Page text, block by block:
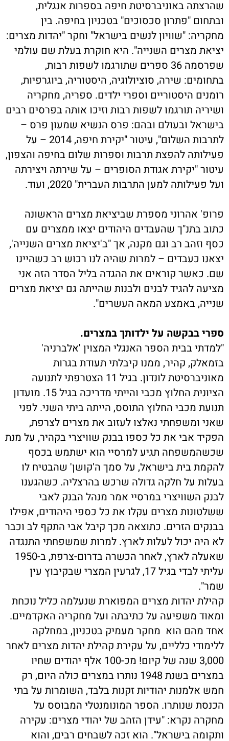
שהרצתה באוניברסיטת חיפה בספרות אנגלית,
ובתחום "פתרון סכסוכים" בטכניון בחיפה. בין
מחקריה: "שוויון לנשים בישראל" וחקר "יהדות מצרים:
יציאת מצרים השנייה". היא חוקרת בעלת שם עולמי
שפרסמה 36 ספרים שתורגמו לשפות רבות,
בתחומים: שירה, סוציולוגיה, היסטוריה, ביוגרפיות,
רומנים היסטוריים וספרי ילדים. ספריה, מחקריה
ושיריה תורגמו לשפות רבות וזיכו אותה בפרסים רבים
בישראל ובעולם ובהם: פרס הנשיא שמעון פרס –
לתרבות השלום", עיטור "יקירת חיפה, 2014 – על
פעילותה להפצת תרבות וספרות שלום בחיפה והצפון,
עיטור "יקירת אגודת הסופרים – על שירתה ויצירתה
ועל פעילותה למען התרבות העברית" 2020, ועוד.
פרופ' אהרוני מספרת שביציאת מצרים הראשונה
כתוב בתנ"ך שהעבדים היהודים יצאו ממצרים עם
כסף וזהב רב וגם מקנה, אך "ב'יציאת מצרים השנייה',
יצאנו כעבדים – למרות שהיה לנו רכוש רב כשהיינו
שם. כאשר קוראים את ההגדה בליל הסדר הזה אני
מציעה להגיד לבנים ולבנות שהייתה גם יציאת מצרים
שנייה, באמצע המאה העשרים".
ספרי בבקשה על ילדותך במצרים.
"למדתי בבית הספר האנגלי המצוין 'אלברניה'
בזמאלק, קהיר, ממנו קיבלתי תעודת בגרות
מאוניברסיטת לונדון. בגיל 11 הצטרפתי לתנועה
הציונית החלוץ מכבי והייתי מדריכה בגיל 15. מועדון
תנועת מכבי החלוץ התוסס, הייתה ביתי השני. לפני
שאני ומשפחתי נאלצו לעזוב את מצרים לצרפת,
הפקיד אבי את כל כספו בבנק שוויצרי בקהיר, על מנת
שכשהמשפחה תגיע למרסיי הוא ישתמש בכסף
להקמת בית בישראל, על סמך ה'קושן' שהבטיח לו
בעלות על חלקה גדולה שרכש בהרצליה. כשהגענו
לבנק השוויצרי במרסיי אמר מנהל הבנק לאבי
ששלטונות מצרים עקלו את כל כספי היהודים, אפילו
בבנקים הזרים. כתוצאה מכך קיבל אבי התקף לב וכבר
לא היה יכול לעלות לארץ. למרות שמשפחתי התנגדה
שאעלה לארץ, לאחר הכשרה בדרום-צרפת, ב-1950
עליתי לבדי בגיל 17, לגרעין המצרי שבקיבוץ עין
שמר".
קהילת יהדות מצרים המפוארת שנעלמה כליל נוכחת
ומאוד משפיעה על כתיבתה ועל מחקריה האקדמיים.
אחד מהם הוא מחקר מעמיק בטכניון, במחלקה
ללימודי כלליים, על עקירת קהילת יהדות מצרים לאחר
3,000 שנה של קיום! מכ-100 אלף יהודים שחיו
במצרים בשנת 1948 נותרו במצרים כולה היום, רק
חמש אלמנות יהודיות זקנות בלבד, השומרות על בתי
הכנסת שנותרו. הספר המונומנטלי המבוסס על
מחקרה נקרא: "עידן הזהב של יהודי מצרים: עקירה
ותקומה בישראל". הוא זכה לשבחים רבים, והוא